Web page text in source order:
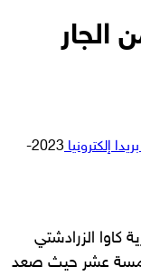
إلكترونيا
2023-
كاوا الزرادشتي
عشر حيث صعد